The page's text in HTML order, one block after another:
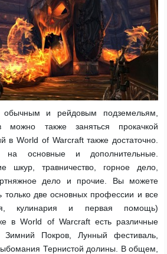
и рейдовым подземельям,
можно также заняться прокачкой
в World of Warcraft также достаточно.
на основные и дополнительные.
шкур, травничество, горное дело,
дело и прочие. Вы можете
только две основных профессии и все
кулинария и первая помощь)
в World of Warcraft есть различные
Покров, Лунный фестиваль,
Тернистой долины. В общем,